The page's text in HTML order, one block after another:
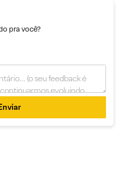
pra você?